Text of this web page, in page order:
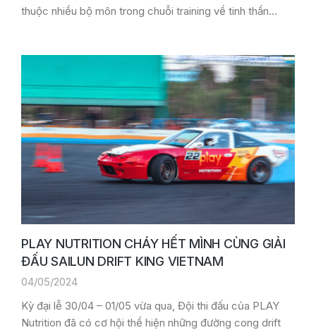
thuộc nhiều bộ môn trong chuỗi training về tinh thần…
PLAY NUTRITION CHÁY HẾT MÌNH CÙNG GIẢI
ĐẤU SAILUN DRIFT KING VIETNAM
04/05/2024
Kỳ đại lễ 30/04 – 01/05 vừa qua, Đội thi đấu của PLAY
Nutrition đã có cơ hội thể hiện những đường cong drift